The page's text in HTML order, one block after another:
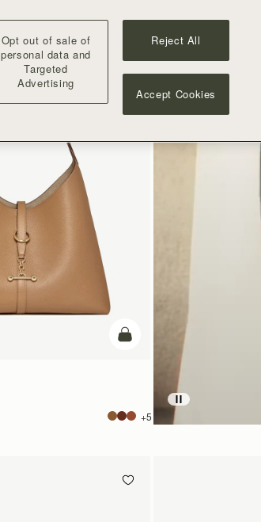
カートに追加
+5
Opt out of sale of
personal data and
Targeted
Advertising
Reject All
Accept Cookies